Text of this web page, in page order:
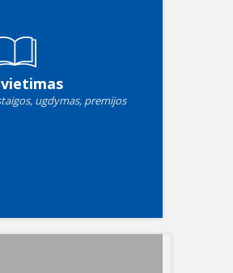
ugdymas, premijos